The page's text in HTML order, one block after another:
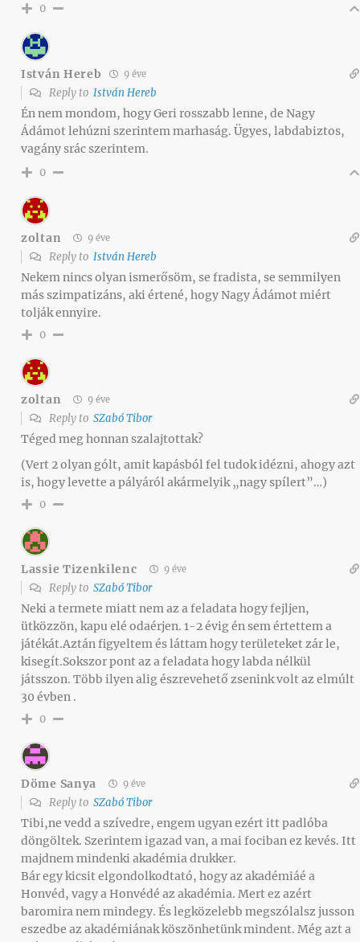
0
István Hereb 9 éve
Reply to István Hereb
Én nem mondom, hogy Geri rosszabb lenne, de Nagy
Ádámot lehúzni szerintem marhaság. Ügyes, labdabiztos,
vagány srác szerintem.
0
zoltan 9 éve
Reply to István Hereb
Nekem nincs olyan ismerősöm, se fradista, se semmilyen
más szimpatizáns, aki értené, hogy Nagy Ádámot miért
tolják ennyire.
0
zoltan 9 éve
Reply to SZabó Tibor
Téged meg honnan szalajtottak?
(Vert 2 olyan gólt, amit kapásból fel tudok idézni, ahogy azt
is, hogy levette a pályáról akármelyik „nagy spílert”…)
0
Lassie Tizenkilenc 9 éve
Reply to SZabó Tibor
Neki a termete miatt nem az a feladata hogy fejljen,
ütközzön, kapu elé odaérjen. 1-2 évig én sem értettem a
játékát.Aztán figyeltem és láttam hogy területeket zár le,
kisegít.Sokszor pont az a feladata hogy labda nélkül
játsszon. Több ilyen alig észrevehető zsenink volt az elmúlt
30 évben .
0
Döme Sanya 9 éve
Reply to SZabó Tibor
Tibi,ne vedd a szívedre, engem ugyan ezért itt padlóba
döngöltek. Szerintem igazad van, a mai fociban ez kevés. Itt
majdnem mindenki akadémia drukker.
Bár egy kicsit elgondolkodtató, hogy az akadémiáé a
Honvéd, vagy a Honvédé az akadémia. Mert ez azért
baromira nem mindegy. És legközelebb megszólalsz jusson
eszedbe az akadémiának köszönhetünk mindent. Még azt a